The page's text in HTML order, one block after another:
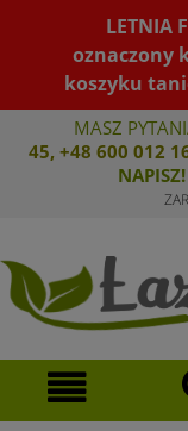
LETNIA
oznaczony
koszyku
MASZ
45, +48 600 012
NAPISZ!